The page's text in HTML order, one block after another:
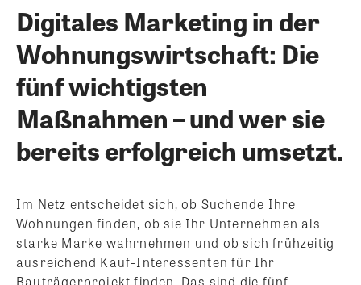
Digitales Marketing in der
Wohnungswirtschaft: Die
fünf wichtigsten
Maßnahmen – und wer sie
bereits erfolgreich umsetzt.
Im Netz entscheidet sich, ob Suchende Ihre
Wohnungen finden, ob sie Ihr Unternehmen als
starke Marke wahrnehmen und ob sich frühzeitig
ausreichend Kauf-Interessenten für Ihr